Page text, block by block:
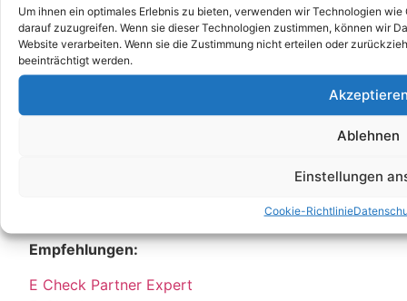
Um ihnen ein optimales Erlebnis zu bieten, verwenden wir Technologien
darauf zuzugreifen. Wenn sie dieser Technologien zustimmen, können wir
Website verarbeiten. Wenn sie die Zustimmung nicht erteilen oder
beeinträchtigt werden.
Ablehnen
Einstellungen
Cookie-Richtlinie
DGUV V3 Prüfung
DGUV
DGUV V3
Stellenangebot
E Service GmbH
Empfehlungen:
E Check Partner Expert